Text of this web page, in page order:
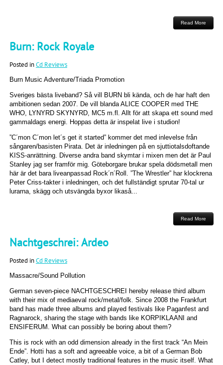
Read More
Burn: Rock Royale
Posted inCd Reviews
Burn Music Adventure/Triada Promotion
Sveriges bästa liveband? Så vill BURN bli kända, och de har haft den
ambitionen sedan 2007. De vill blanda ALICE COOPER med THE
WHO, LYNYRD SKYNYRD, MC5 m.fl. Allt för att skapa ett sound med
gammaldags energi. Hoppas detta är inspelat live i studion!
”C´mon C´mon let´s get it started” kommer det med inlevelse från
sångaren/basisten Pirata. Det är inledningen på en sjuttiotalsdoftande
KISS-anrättning. Diverse andra band skymtar i mixen men det är Paul
Stanley jag ser framför mig. Göteborgare brukar spela dödsmetall men
här är det bara liveanpassad Rock´n´Roll. ”The Wrestler” har klockrena
Peter Criss-takter i inledningen, och det fullständigt sprutar 70-tal ur
lurarna, skägg och utsvängda byxor likaså...
Read More
Nachtgeschrei: Ardeo
Posted inCd Reviews
Massacre/Sound Pollution
German seven-piece NACHTGESCHREI hereby release third album
with their mix of mediaeval rock/metal/folk. Since 2008 the Frankfurt
band has made three albums and played festivals like Paganfest and
Ragnarock, sharing the stage with bands like KORPIKLAANI and
ENSIFERUM. What can possibly be boring about them?
This is rock with an odd dimension already in the first track “An Mein
Ende”. Hotti has a soft and agreeable voice, a bit of a German Bob
Catley, but I detect mostly traditional features in the music itself. What